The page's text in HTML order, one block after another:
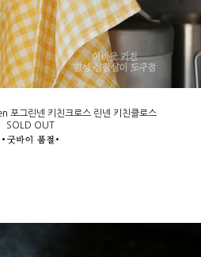
포그린넨 키친크로스 린넨 키친클로스
SOLD OUT